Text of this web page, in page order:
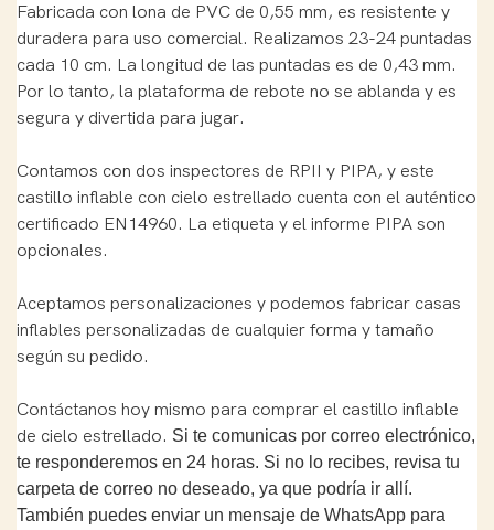
Fabricada con lona de PVC de 0,55 mm, es resistente y
duradera para uso comercial. Realizamos 23-24 puntadas
cada 10 cm. La longitud de las puntadas es de 0,43 mm.
Por lo tanto, la plataforma de rebote no se ablanda y es
segura y divertida para jugar.
Contamos con dos inspectores de RPII y PIPA, y este
castillo inflable con cielo estrellado cuenta con el auténtico
certificado EN14960. La etiqueta y el informe PIPA son
opcionales.
Aceptamos personalizaciones y podemos fabricar casas
inflables personalizadas de cualquier forma y tamaño
según su pedido.
Contáctanos hoy mismo para comprar el castillo inflable
de cielo estrellado. Si te comunicas por correo electrónico,
te responderemos en 24 horas. Si no lo recibes, revisa tu
carpeta de correo no deseado, ya que podría ir allí.
También puedes enviar un mensaje de WhatsApp para